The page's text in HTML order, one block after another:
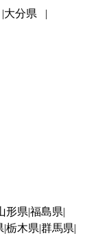
大分県
形県 福島県
栃木県 群馬県